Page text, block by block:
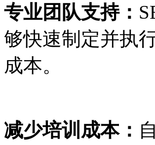
专业团队支持：
够快速制定并执
成本。
减少培训成本：